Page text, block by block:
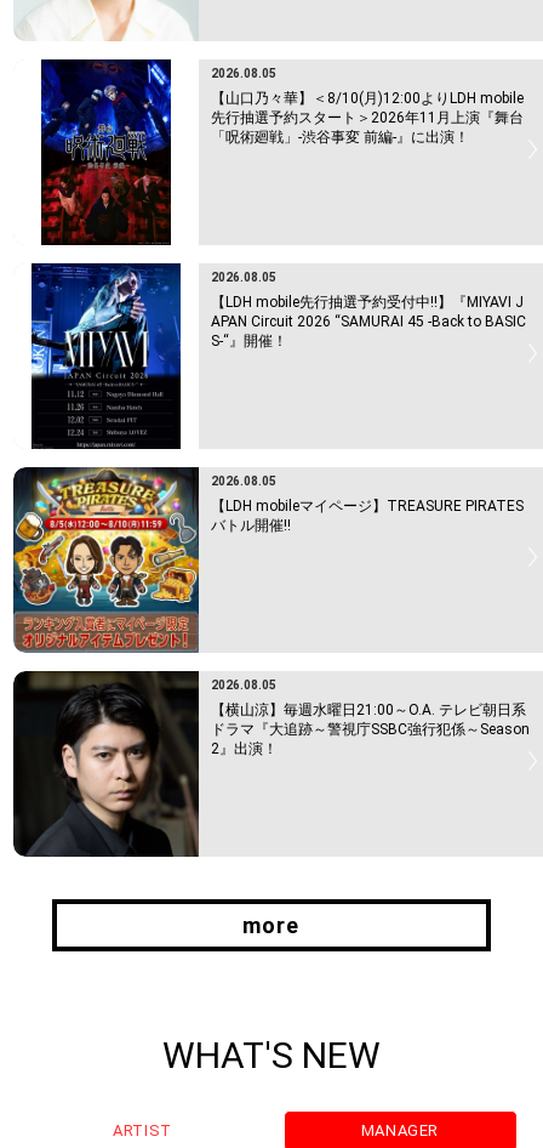
2026.08.05
【山口乃々華】＜8/10(月)12:00よりLDH mobile
先行抽選予約スタート＞2026年11月上演『舞台
「呪術廻戦」-渋谷事変 前編-』に出演！
2026.08.05
【LDH mobile先行抽選予約受付中!!】『MIYAVI J
APAN Circuit 2026 “SAMURAI 45 -Back to BASIC
S-“』開催！
2026.08.05
【LDH mobileマイページ】TREASURE PIRATES
バトル開催!!
2026.08.05
【横山涼】毎週水曜日21:00～O.A. テレビ朝日系
ドラマ『大追跡～警視庁SSBC強行犯係～Season
2』出演！
more
WHAT'S NEW
ARTIST MANAGER